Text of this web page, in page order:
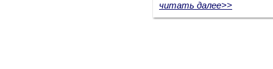
читать далее>>